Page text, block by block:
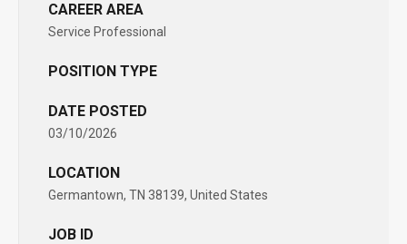
CAREER AREA
Service Professional
POSITION TYPE
DATE POSTED
03/10/2026
LOCATION
Germantown, TN 38139, United States
JOB ID